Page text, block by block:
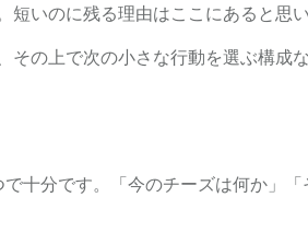
いのに残る理由はここにあると思い
の上で次の小さな行動を選ぶ構
十分です。「今のチーズは何か」